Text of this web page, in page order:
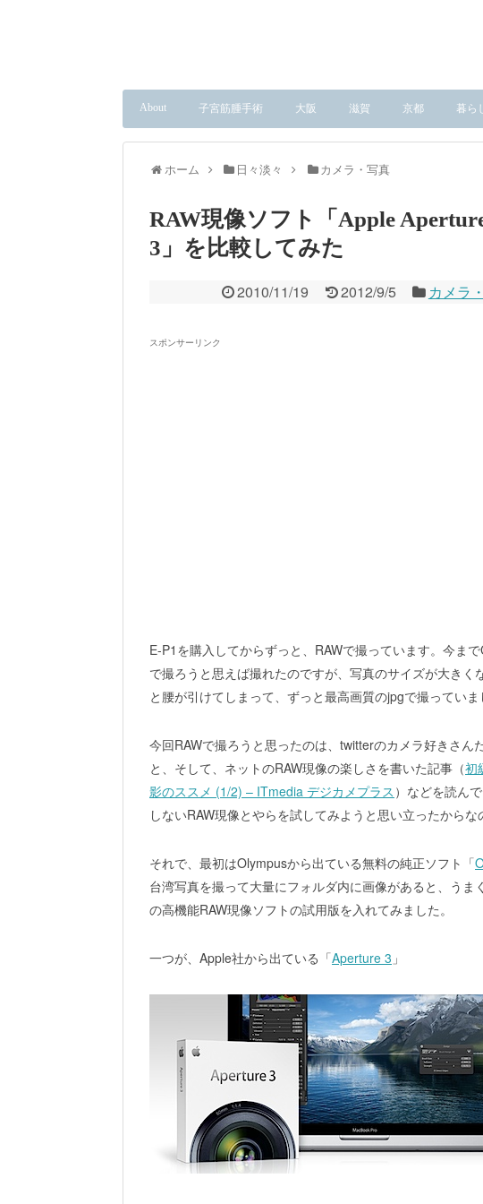
About 子宮筋腫手術 大阪 滋賀 京都 暮ら
ホーム 日々淡々 カメラ・写真
RAW現像ソフト「Apple
3」を比較してみた
2010/11/19 2012/9/5 カメラ
スポンサーリンク
E-P1を購入してからずっと、RAWで撮っています。今ま
で撮ろうと思えば撮れたのですが、写真のサイズが大き
と腰が引けてしまって、ずっと最高画質のjpgで撮っていま
今回RAWで撮ろうと思ったのは、twitterのカメラ好きさん
と、そして、ネットのRAW現像の楽しさを書いた記事（初
影のススメ (1/2) – ITmedia デジカメプラス ）などを読ん
しないRAW現像とやらを試してみようと思い立ったから
それで、最初はOlympusから出ている無料の純正ソフト「
台湾写真を撮って大量にフォルダ内に画像があると、う
の高機能RAW現像ソフトの試用版を入れてみました。
一つが、Apple社から出ている「Aperture 3 」